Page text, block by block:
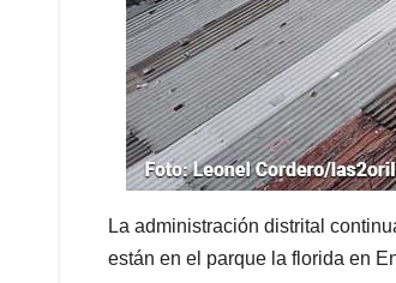
La administración distrital
están en el parque la florida en